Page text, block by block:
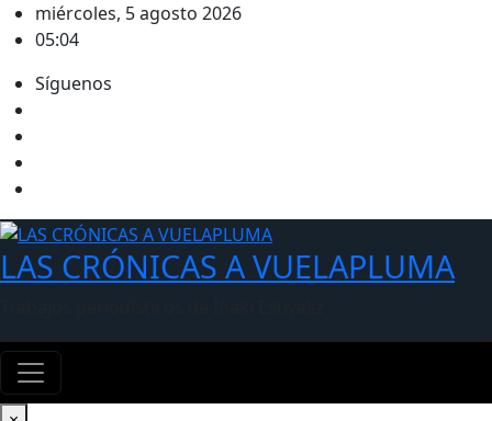
Saltarmiércoles, 5 agosto 2026
05:04
Síguenos
LAS CRÓNICAS A VUELAPLUMA